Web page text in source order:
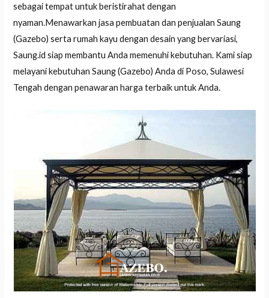
sebagai tempat untuk beristirahat dengan
nyaman.Menawarkan jasa pembuatan dan penjualan Saung
(Gazebo) serta rumah kayu dengan desain yang bervariasi,
Saung.id siap membantu Anda memenuhi kebutuhan. Kami siap
melayani kebutuhan Saung (Gazebo) Anda di Poso, Sulawesi
Tengah dengan penawaran harga terbaik untuk Anda.